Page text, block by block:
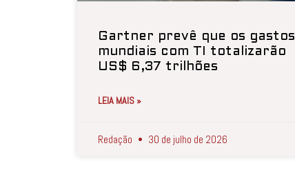
Gartner prevê que os gastos
mundiais com TI totalizarão
US$ 6,37 trilhões
LEIA MAIS »
Redação 30 de julho de 2026